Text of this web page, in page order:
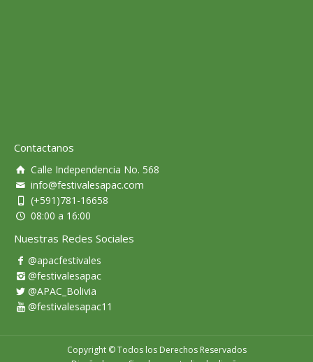
Contactanos
Calle Independencia No. 568
info@festivalesapac.com
(+591)781-16658
08:00 a 16:00
Nuestras Redes Sociales
@apacfestivales
@festivalesapac
@APAC_Bolivia
@festivalesapac11
Copyright © Todos los Derechos Reservados